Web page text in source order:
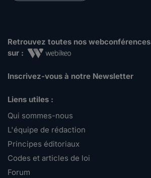
Retrouvez toutes nos webconférences
sur :
Inscrivez-vous à notre Newsletter
Liens utiles :
Qui sommes-nous
L'équipe de rédaction
Principes éditoriaux
Codes et articles de loi
Forum